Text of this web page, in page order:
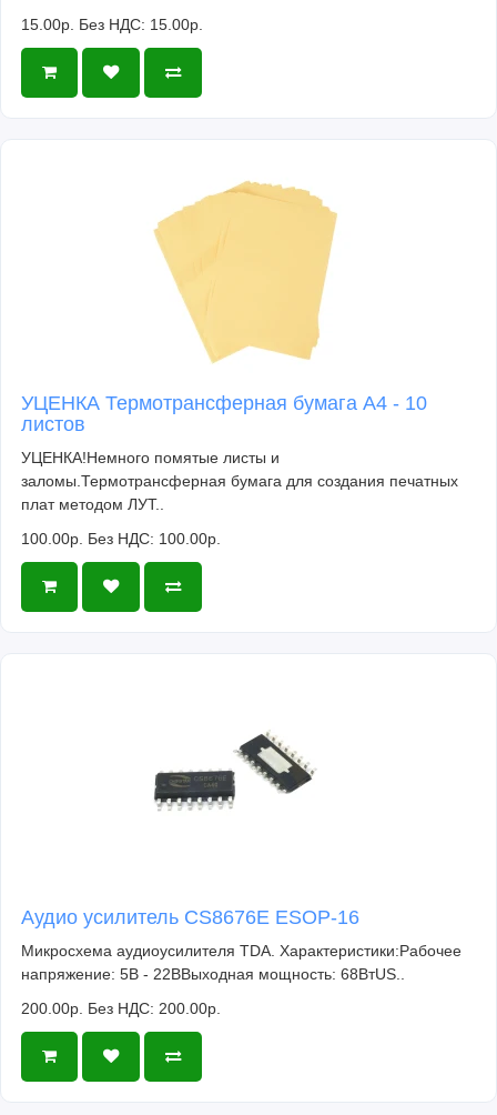
15.00р. Без НДС: 15.00р.
УЦЕНКА Термотрансферная бумага А4 - 10
листов
УЦЕНКА!Немного помятые листы и
заломы.Термотрансферная бумага для создания печатных
плат методом ЛУТ..
100.00р. Без НДС: 100.00р.
Аудио усилитель CS8676E ESOP-16
Микросхема аудиоусилителя TDA. Характеристики:Рабочее
напряжение: 5В - 22ВВыходная мощность: 68ВтUS..
200.00р. Без НДС: 200.00р.